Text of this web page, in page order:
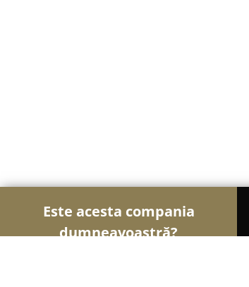
Este acesta compania
dumneavoastră?